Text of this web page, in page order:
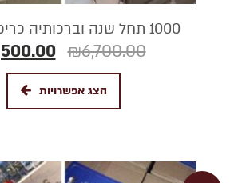
1000 תחל שנה וברכותיה כריכה אישית
₪6,700.00
הצג אפשרויות